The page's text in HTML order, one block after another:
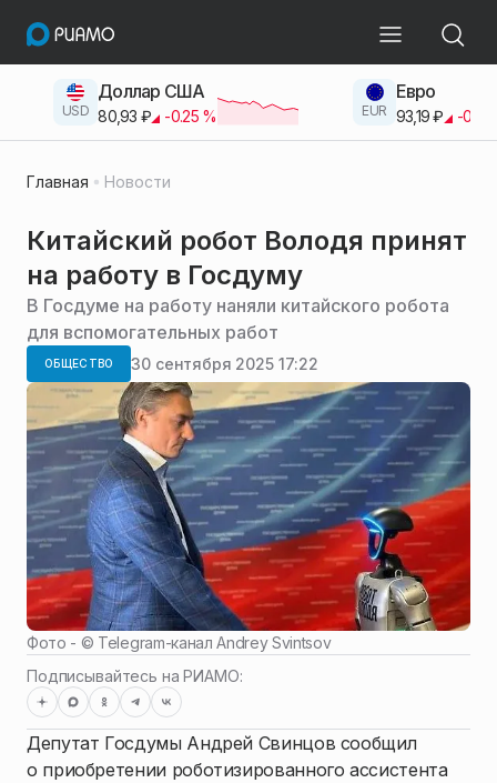
USD
Доллар США
80,93 ₽ -0.25% EUR
Евро
93,19 ₽ -0.42
Главная Новости
Китайский робот Володя принят
на работу в Госдуму
В Госдуме на работу наняли китайского робота
для вспомогательных работ
ОБЩЕСТВО 30 сентября 2025 17:22
Фото - © Telegram-канал Andrey Svintsov
Подписывайтесь на РИАМО:
Депутат Госдумы Андрей Свинцов сообщил
о приобретении роботизированного ассистента